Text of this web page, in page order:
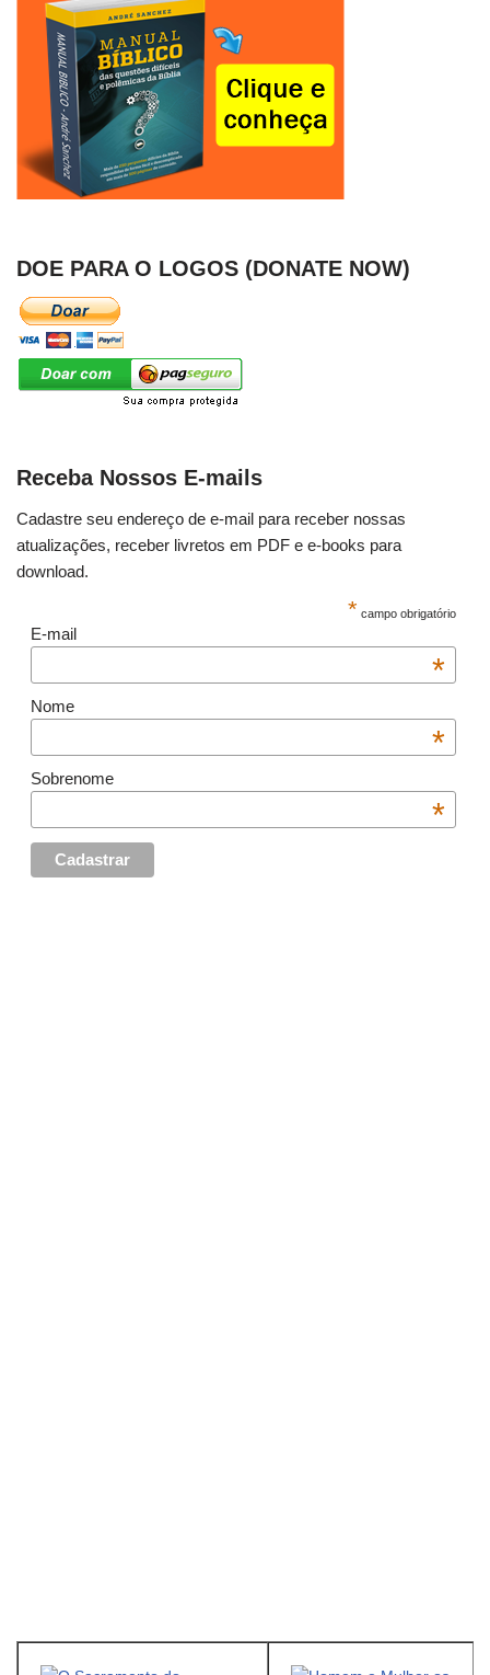
DOE PARA O LOGOS (DONATE NOW)
Receba Nossos E-mails
Cadastre seu endereço de e-mail para receber nossas
atualizações, receber livretos em PDF e e-books para
download.
* campo obrigatório
E-mail
*
Nome
*
Sobrenome
*